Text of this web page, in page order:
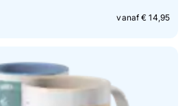
vanaf € 14,95